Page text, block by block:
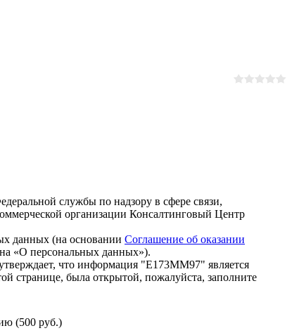
службы по надзору в сфере связи,
организации Консалтинговый Центр
данных (на основании Соглашение об оказании
«О персональных данных»).
что информация "Е173ММ97" является
странице, была открытой, пожалуйста, заполните
(500 руб.)